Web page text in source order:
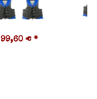
99,60 € *